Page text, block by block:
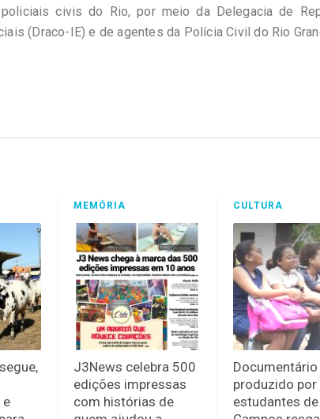
civis do Rio, por meio da Delegacia de
(Draco-IE) e de agentes da Polícia Civil do Rio
e
MEMÓRIA
J3News celebra 500
edições impressas
com histórias de
CULTURA
Documentário
produzido por
estudantes de